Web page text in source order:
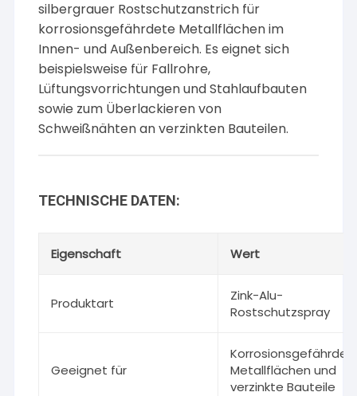
silbergrauer Rostschutzanstrich für
korrosionsgefährdete Metallflächen im
Innen- und Außenbereich. Es eignet sich
beispielsweise für Fallrohre,
Lüftungsvorrichtungen und Stahlaufbauten
sowie zum Überlackieren von
Schweißnähten an verzinkten Bauteilen.
TECHNISCHE DATEN:
Eigenschaft Wert
Produktart
Zink-Alu-
Rostschutzspray
Geeignet für
Metallflächen und
verzinkte Bauteile